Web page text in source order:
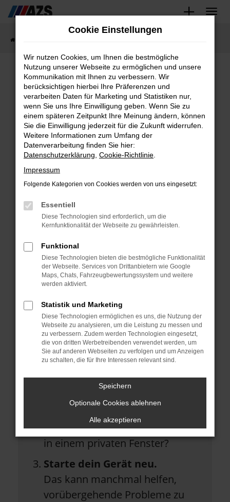
Zum
Hauptinhalt
Fahrzeug-Showroom
Fehler: Network
Error
aufgetreten.
Hier sind ein paar Tipps, die dir
helfen können:
Überprüfe deine Firewall und
deine Internetverbindung.
Laden andere Webseiten, zum
Beispiel deine Suchmaschine?
Prüfe deine
Browsererweiterungen.
Manche Erweiterungen, wie
Werbeblocker, können das
Laden bestimmter Seiten
in einem anderen Browser oder
in einem privaten Fenster?
Starte dein Gerät neu.
Das kann manchmal helfen,
vorübergehende Probleme zu
Cookie Einstellungen
Wir nutzen Cookies, um Ihnen die bestmögliche
Nutzung unserer Webseite zu ermöglichen und unsere
Kommunikation mit Ihnen zu verbessern. Wir
berücksichtigen hierbei Ihre Präferenzen und
verarbeiten Daten für Marketing und Statistiken nur,
wenn Sie uns Ihre Einwilligung geben. Wenn Sie zu
einem späteren Zeitpunkt Ihre Meinung ändern, können
Sie die Einwilligung jederzeit für die Zukunft widerrufen.
Weitere Informationen zum Umfang der
Datenverarbeitung finden Sie hier:
Datenschutzerklärung Cookie-Richtlinie
Impressum
Folgende Kategorien von Cookies werden von uns eingesetzt:
Essentiell
Diese Technologien sind erforderlich, um die
Kernfunktionalität der Webseite zu gewährleisten.
Funktional
Diese Technologien bieten die bestmögliche Funktionalität
der Webseite. Services von Drittanbietern wie Google
Maps, Chats, Fahrzeugbewertungssystem und weitere
werden aktiviert.
Statistik und Marketing
Diese Technologien ermöglichen es uns, die Nutzung der
Webseite zu analysieren, um die Leistung zu messen und
zu verbessern. Zudem werden Technologien eingesetzt,
die von dritten Werbetreibenden verwendet werden, um
Sie auf anderen Webseiten zu verfolgen und um Anzeigen
zu schalten, die für Ihre Interessen relevant sind.
Speichern
Optionale Cookies ablehnen
Alle akzeptieren